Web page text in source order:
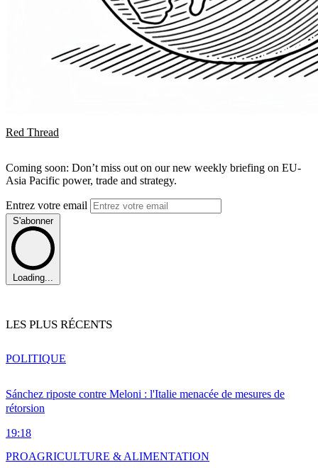
Red Thread
Coming soon: Don’t miss out on our new weekly briefing on EU-
Asia Pacific power, trade and strategy.
Entrez votre email
S'abonner
Loading...
LES PLUS RÉCENTS
Sánchez riposte contre Meloni : l'Italie menacée de mesures de
rétorsion
19:18
POLITIQUE
PROAGRICULTURE & ALIMENTATION